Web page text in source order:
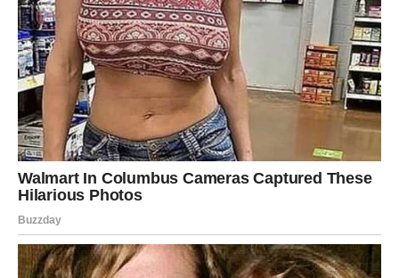
Privući će vas osjećaj sigurnosti koji ta osoba donosi.
Ako ste zauzeti, odnos sa partnerom postaje stabilniji.
Biće više razumijevanja i manje razloga za napetost.
PRESTANITE SUMNJATI U
DOBRE STVARI
Ponekad ste toliko navikli nositi teret odgovornosti da